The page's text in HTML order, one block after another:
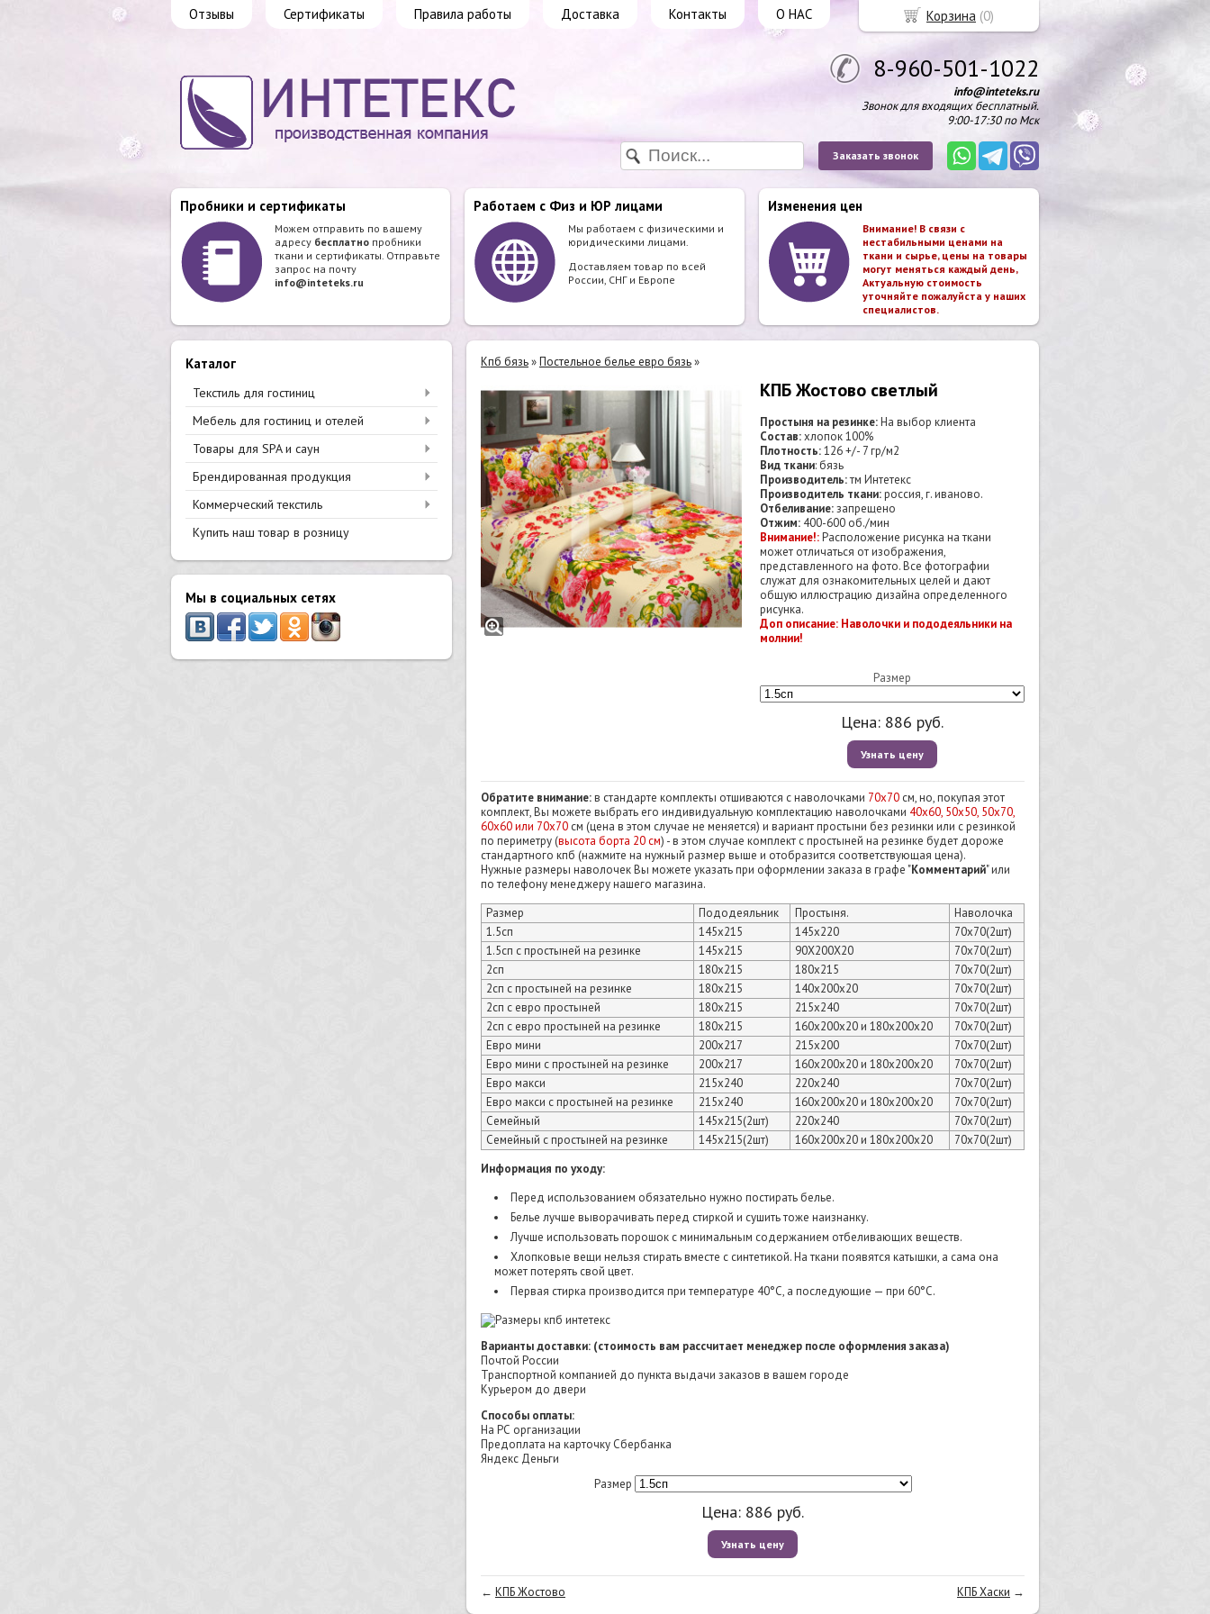
Отзывы Сертификаты Правила работы Доставка Контакты О НАС
8-960-501-1022
info@inteteks.ru
Звонок для входящих бесплатный.
9:00-17:30 по Мск
Заказать звонок
Пробники и сертификаты
Можем отправить по вашему
адресу бесплатно пробники
ткани и сертификаты. Отправьте
запрос на почту
info@inteteks.ru
Работаем с Физ и ЮР лицами
Мы работаем с физическими и
юридическими лицами.
Доставляем товар по всей
России, СНГ и Европе
Изменения цен
Внимание! В связи с
нестабильными ценами на
ткани и сырье, цены на товары
могут меняться каждый день,
Актуальную стоимость
уточняйте пожалуйста у наших
специалистов.
Каталог
Текстиль для гостиниц
Мебель для гостиниц и отелей
Товары для SPA и саун
Брендированная продукция
Коммерческий текстиль
Купить наш товар в розницу
Мы в социальных сетях
Кпб бязь»Постельное белье евро бязь»
КПБ Жостово светлый
Простыня на резинке:На выбор клиента
Состав:хлопок 100%
Плотность:126 +/- 7 гр/м2
Вид ткани: бязь
Производитель:тм Интетекс
Производитель ткани:россия, г. иваново.
Отбеливание:запрещено
Отжим: 400-600 об./мин
Внимание!:Расположение рисунка на ткани
может отличаться от изображения,
представленного на фото. Все фотографии
служат для ознакомительных целей и дают
общую иллюстрацию дизайна определенного
рисунка.
Доп описание: Наволочки и пододеяльники на
молнии!
Размер
Цена: 886 руб.
Узнать цену
Обратите внимание:в стандарте комплекты отшиваются с наволочками 70х70 см, но, покупая этот
комплект, Вы можете выбрать его индивидуальную комплектацию наволочками 40х60, 50х50, 50х70,
60х60 или 70х70 см (цена в этом случае не меняется) и вариант простыни без резинки или с резинкой
по периметру (высота борта 20 см) - в этом случае комплект с простыней на резинке будет дороже
стандартного кпб (нажмите на нужный размер выше и отобразится соответствующая цена).
Нужные размеры наволочек Вы можете указать при оформлении заказа в графе "Комментарий" или
по телефону менеджеру нашего магазина.
Размер
Пододеяльник Простыня.
Наволочка
1.5сп
145х215 145х220
70х70(2шт)
1.5сп с простыней на резинке
145х215 90Х200Х20
70х70(2шт)
2сп
180х215 180х215
70х70(2шт)
2сп с простыней на резинке
180х215 140х200х20
70х70(2шт)
2сп с евро простыней
180х215 215х240
70х70(2шт)
2сп с евро простыней на резинке
180х215 160х200х20 и 180х200х20
70х70(2шт)
Евро мини
200х217 215х200
70х70(2шт)
Евро мини с простыней на резинке
200х217 160х200х20 и 180х200х20
70х70(2шт)
Евро макси
215х240 220х240
70х70(2шт)
Евро макси с простыней на резинке
215х240 160х200х20 и 180х200х20
70х70(2шт)
Семейный
145х215(2шт) 220х240
70х70(2шт)
Семейный с простыней на резинке
145х215(2шт) 160х200х20 и 180х200х20
70х70(2шт)
Информация по уходу:
Перед использованием обязательно нужно постирать белье.
Белье лучше выворачивать перед стиркой и сушить тоже наизнанку.
Лучше использовать порошок с минимальным содержанием отбеливающих веществ.
Хлопковые вещи нельзя стирать вместе с синтетикой. На ткани появятся катышки, а сама она
может потерять свой цвет.
Первая стирка производится при температуре 40°C, а последующие — при 60°C.
Варианты доставки: (стоимость вам рассчитает менеджер после оформления заказа)
Почтой России
Транспортной компанией до пункта выдачи заказов в вашем городе
Курьером до двери
Способы оплаты:
На РС организации
Предоплата на карточку Сбербанка
Яндекс Деньги
Размер
Цена: 886 руб.
Узнать цену
← КПБ Жостово КПБ Хаски →
Корзина (0)